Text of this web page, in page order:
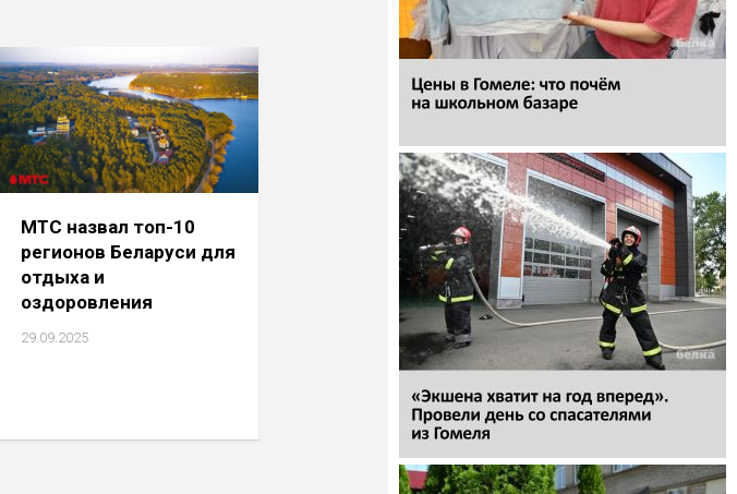
МТС назвал топ-10
регионов Беларуси для
отдыха и
оздоровления
29.09.2025